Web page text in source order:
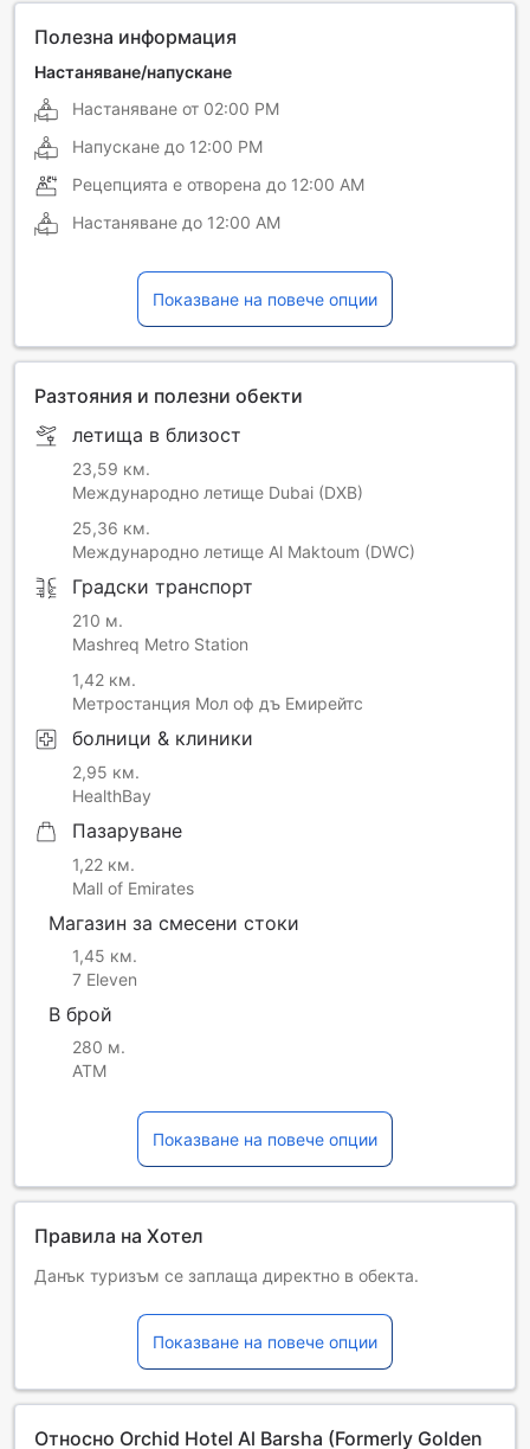
Полезна информация
Настаняване/напускане
Настаняване от 02:00 PM
Напускане до 12:00 PM
Рецепцията е отворена до 12:00 AM
Настаняване до 12:00 AM
Показване на повече опции
Разтояния и полезни обекти
летища в близост
23,59 км.
Международно летище Dubai (DXB)
25,36 км.
Международно летище Al Maktoum (DWC)
Градски транспорт
210 м.
Mashreq Metro Station
1,42 км.
Метростанция Мол оф дъ Емирейтс
болници & клиники
2,95 км.
HealthBay
Пазаруване
1,22 км.
Mall of Emirates
Магазин за смесени стоки
1,45 км.
7 Eleven
В брой
280 м.
ATM
Показване на повече опции
Правила на Хотел
Данък туризъм се заплаща директно в обекта.
при настаняване.
Деца и допълнителни легла
Бебета от 0 до 2 години
Настаняват се безплатно, ако използват
нужно бебешко креватче, това може да доведе до
Показване на повече опции
Относно Orchid Hotel Al Barsha (Formerly Golden